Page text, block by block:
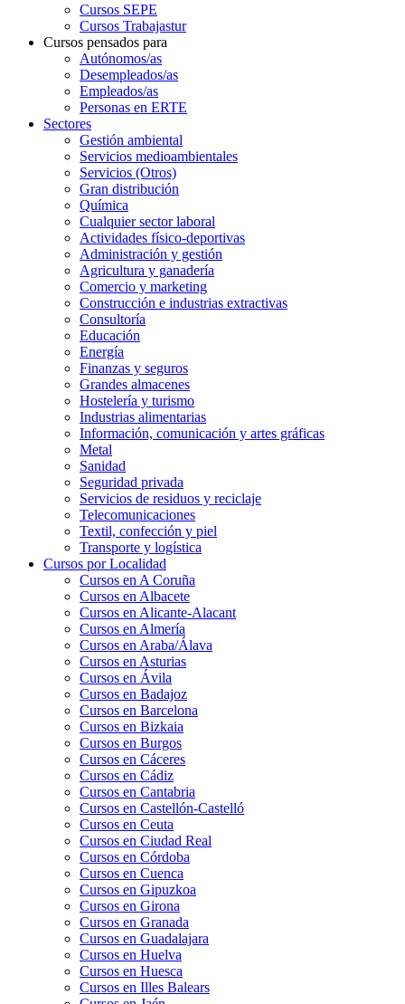
Cursos SEPE
Cursos Trabajastur
Cursos pensados para
Autónomos/as
Desempleados/as
Empleados/as
Personas en ERTE
Sectores
Gestión ambiental
Servicios medioambientales
Servicios (Otros)
Gran distribución
Química
Cualquier sector laboral
Actividades físico-deportivas
Administración y gestión
Agricultura y ganadería
Comercio y marketing
Construcción e industrias extractivas
Consultoría
Educación
Energía
Finanzas y seguros
Grandes almacenes
Hostelería y turismo
Industrias alimentarias
Información, comunicación y artes gráficas
Metal
Sanidad
Seguridad privada
Servicios de residuos y reciclaje
Telecomunicaciones
Textil, confección y piel
Transporte y logística
Cursos por Localidad
Cursos en A Coruña
Cursos en Albacete
Cursos en Alicante-Alacant
Cursos en Almería
Cursos en Araba/Álava
Cursos en Asturias
Cursos en Ávila
Cursos en Badajoz
Cursos en Barcelona
Cursos en Bizkaia
Cursos en Burgos
Cursos en Cáceres
Cursos en Cádiz
Cursos en Cantabria
Cursos en Castellón-Castelló
Cursos en Ceuta
Cursos en Ciudad Real
Cursos en Córdoba
Cursos en Cuenca
Cursos en Gipuzkoa
Cursos en Girona
Cursos en Granada
Cursos en Guadalajara
Cursos en Huelva
Cursos en Huesca
Cursos en Illes Balears